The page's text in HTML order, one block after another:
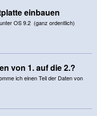
einbauen
OS 9.2 (ganz ordentlich)
von 1. auf die 2.?
ich einen Teil der Daten von